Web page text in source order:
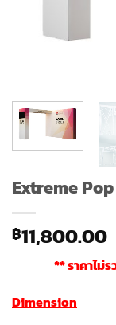
Extreme
฿11,800.00
** ราคาไม่
Dimension